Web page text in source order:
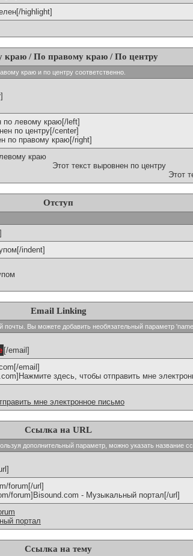
highlight]
краю / По правому краю / По центру
краю и по центру соответственно.
по левому краю[/left]
по центру[/center]
по правому краю[/right]
краю
Этот текст выровнен по центру
Этот
Отступ
indent]
Email Linking
почты. Вы можете добавить необязательный параметр
[/email]
email]
здесь, чтобы отправить мне
мне электронное письмо
Ссылка на URL
дополнительный параметр, можно указать название
forum[/url]
forum]Bisound.com - Музыкальный портал[/url]
портал
Ссылка на тему